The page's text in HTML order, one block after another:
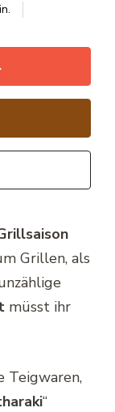
Grillen, als
müsst ihr
Teigwaren,
“